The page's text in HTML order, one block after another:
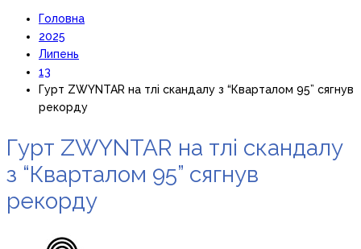
Головна
2025
Липень
13
Гурт ZWYNTAR на тлі скандалу з “Кварталом 95” сягнув
рекорду
Гурт ZWYNTAR на тлі скандалу
з “Кварталом 95” сягнув
рекорду